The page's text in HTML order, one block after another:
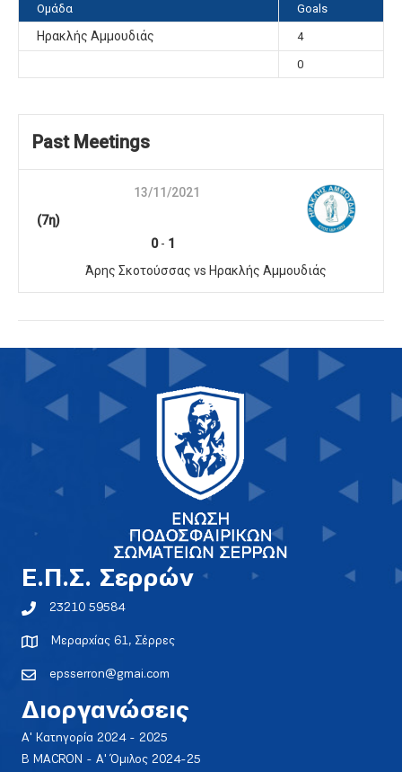
Ομάδα Goals
Ηρακλής Αμμουδιάς 4
0
Past Meetings
13/11/2021
(7η)
0- 1
Άρης Σκοτούσσας vs Ηρακλής Αμμουδιάς
E.Π.Σ. Σερρών
23210 59584
Μεραρχίας 61, Σέρρες
epsserron@gmai.com
Διοργανώσεις
Α' Κατηγορία 2024 - 2025
Β MACRON - Α' Όμιλος 2024-25